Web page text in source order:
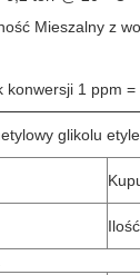
Mieszalny z
konwersji 1 ppm
glikolu
Ilość